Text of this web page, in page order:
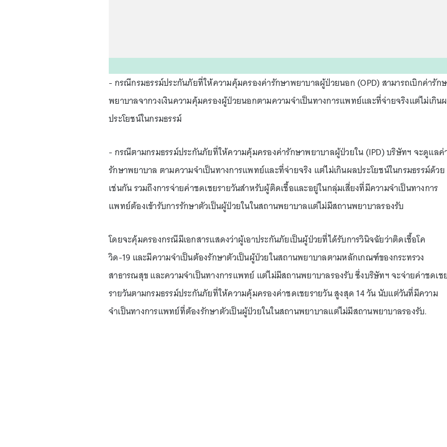
- กรณีกรมธรรม์ประกันภัยที่ให้ความคุ้มครองค่ารักษาพยาบาลผู้ป่วยนอก (OPD) สามารถเบิกค่ารัก
พยาบาลจากวงเงินความคุ้มครองผู้ป่วยนอกตามความจำเป็นทางการแพทย์และที่จ่ายจริงแต่ไม่เกิน
ประโยชน์ในกรมธรรม์
- กรณีตามกรมธรรม์ประกันภัยที่ให้ความคุ้มครองค่ารักษาพยาบาลผู้ป่วยใน (IPD) บริษัทฯ จะดูแลค่
รักษาพยาบาล ตามความจำเป็นทางการแพทย์และที่จ่ายจริง แต่ไม่เกินผลประโยชน์ในกรมธรรม์ด้วย
เช่นกัน รวมถึงการจ่ายค่าชดเชยรายวันสำหรับผู้ติดเชื้อและอยู่ในกลุ่มเสี่ยงที่มีความจำเป็นทางการ
แพทย์ต้องเข้ารับการรักษาตัวเป็นผู้ป่วยในในสถานพยาบาลแต่ไม่มีสถานพยาบาลรองรับ
โดยจะคุ้มครองกรณีมีเอกสารแสดงว่าผู้เอาประกันภัยเป็นผู้ป่วยที่ได้รับการวินิจฉัยว่าติดเชื้อโค
วิด-19 และมีความจำเป็นต้องรักษาตัวเป็นผู้ป่วยในสถานพยาบาลตามหลักเกณฑ์ของกระทรวง
สาธารณสุข และความจำเป็นทางการแพทย์ แต่ไม่มีสถานพยาบาลรองรับ ซึ่งบริษัทฯ จะจ่ายค่าชดเช
รายวันตามกรมธรรม์ประกันภัยที่ให้ความคุ้มครองค่าชดเชยรายวัน สูงสุด 14 วัน นับแต่วันที่มีความ
จำเป็นทางการแพทย์ที่ต้องรักษาตัวเป็นผู้ป่วยในในสถานพยาบาลแต่ไม่มีสถานพยาบาลรองรับ.